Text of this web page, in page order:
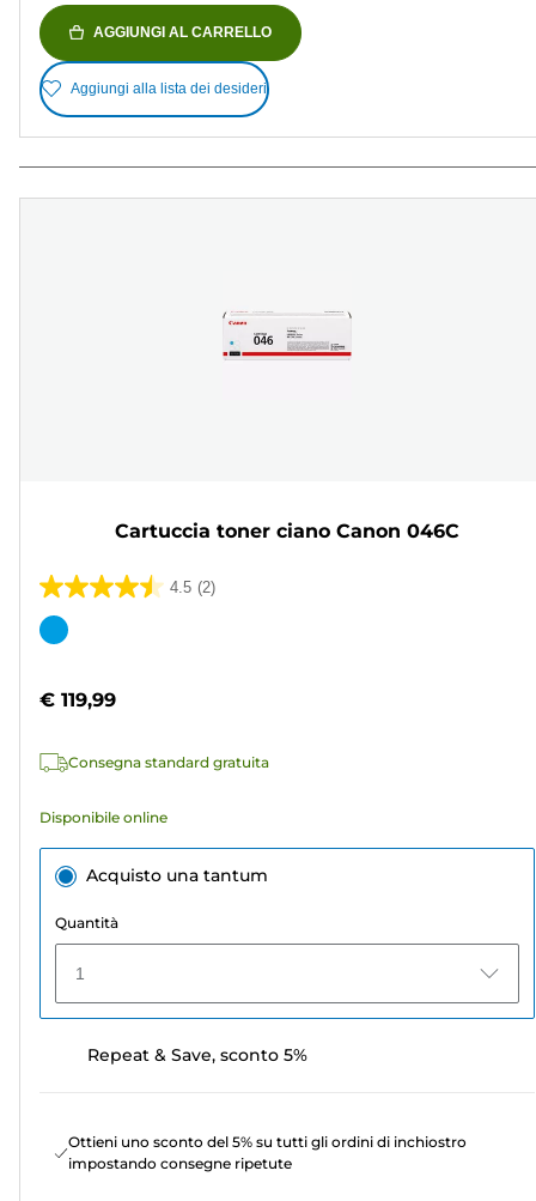
AGGIUNGI AL CARRELLO
Aggiungi alla lista dei desideri
Cartuccia toner ciano Canon 046C
4.5 (2)
4.5
su
2
Cartuccia
colori
€ 119,99
Consegna standard gratuita
Disponibile online
Acquisto una tantum
Quantità
1
Repeat & Save, sconto 5%
Ottieni uno sconto del 5% su tutti gli ordini di inchiostro
impostando consegne ripetute